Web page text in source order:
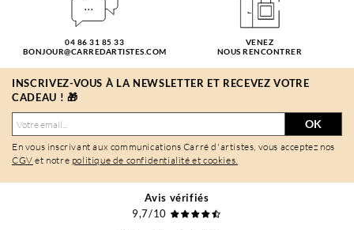
04 86 31 85 33
BONJOUR@CARREDARTISTES.COM
VENEZ
NOUS RENCONTRER
INSCRIVEZ-VOUS À LA NEWSLETTER ET RECEVEZ VOTRE
CADEAU ! 🎁
OK
En vous inscrivant aux communications Carré d'artistes, vous acceptez nos
CGV et notre politique de confidentialité et cookies.
Avis vérifiés
9,7/10